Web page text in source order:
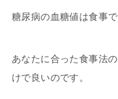
糖尿病の血糖値は食事で
あなたに合った食事法
けで良いのです。